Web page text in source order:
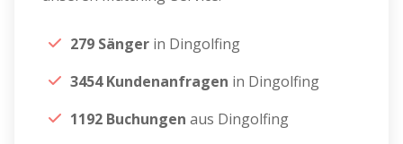
279 Sänger in Dingolfing
3454 Kundenanfragen in Dingolfing
1192 Buchungen aus Dingolfing